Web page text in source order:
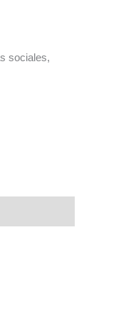
sociales,